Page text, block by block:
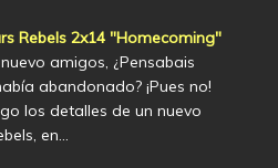
Rebels 2x14 "Homecoming"
amigos, ¿Pensabais
abandonado? ¡Pues no!
los detalles de un nuevo
en…